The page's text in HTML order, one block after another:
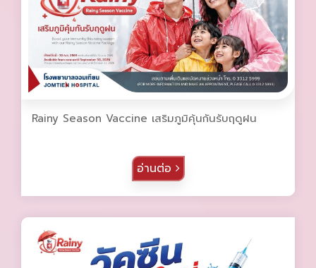
Rainy Season Vaccine เสริมภูมิคุ้นกันรับฤดูฝน
อ่านต่อ